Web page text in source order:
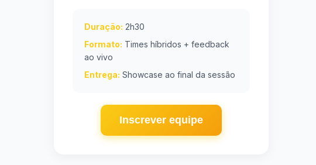
Duração: 2h30
Formato: Times híbridos + feedback
ao vivo
Entrega: Showcase ao final da sessão
Inscrever equipe